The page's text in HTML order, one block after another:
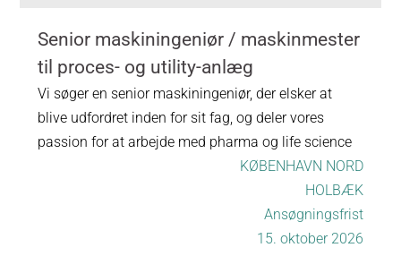
Senior maskiningeniør / maskinmester
til proces- og utility-anlæg
Vi søger en senior maskiningeniør, der elsker at
blive udfordret inden for sit fag, og deler vores
passion for at arbejde med pharma og life science
KØBENHAVN NORD
HOLBÆK
Ansøgningsfrist
15. oktober 2026